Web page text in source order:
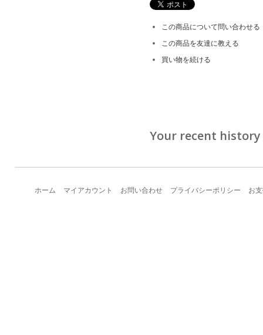
この商品について問い合わせる
この商品を友達に教える
買い物を続ける
Your recent history
ホーム マイアカウント お問い合わせ プライバシーポリシー お